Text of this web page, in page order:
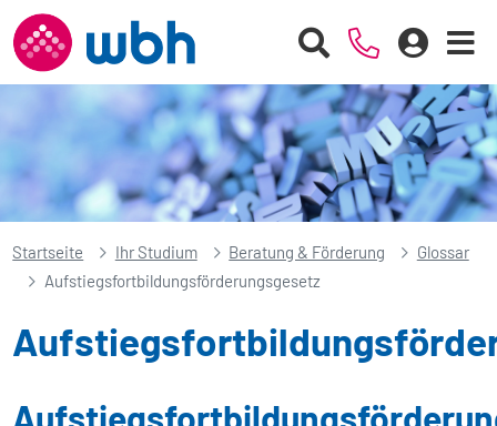
Startseite Ihr Studium Beratung & Förderung
Glossar
Aufstiegsfortbildungsförderungsgesetz